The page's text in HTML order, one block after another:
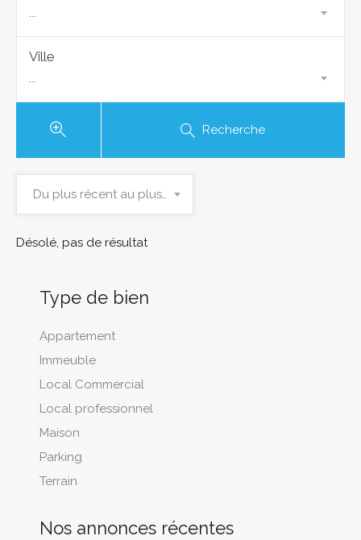
...
Ville
...
Recherche
Du plus récent au plus ancien
Désolé, pas de résultat
Type de bien
Appartement
Immeuble
Local Commercial
Local professionnel
Maison
Parking
Terrain
Nos annonces récentes